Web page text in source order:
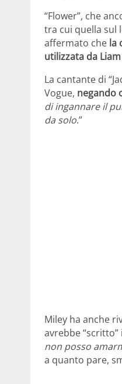
“Flower”, che
tra cui quella sul
affermato che la
utilizzata da
La cantante di
Vogue, negando
di ingannare il
da solo.”
Miley ha anche
avrebbe
non posso
a quanto pare,